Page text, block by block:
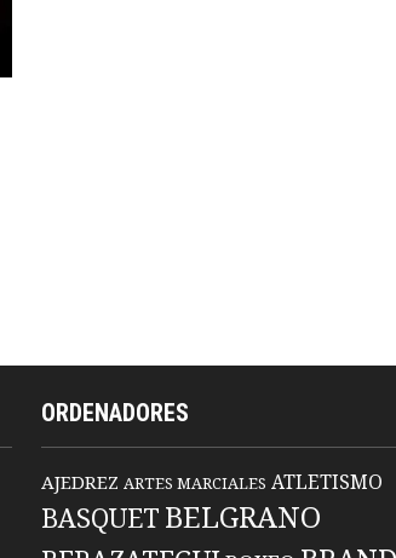
ORDENADORES
AJEDREZ ARTES MARCIALES ATLETISMO
BASQUET BELGRANO